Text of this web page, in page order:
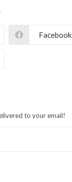
Facebook
to your email!